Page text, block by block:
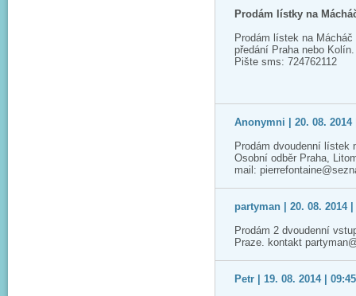
Prodám lístky na
Prodám lístek na
předání Praha nebo Kolín.
Pište sms: 724762112
Anonymni | 20. 08. 2014
Prodám dvoudenní lístek
Osobní odběr Praha,
mail:
partyman | 20. 08. 2014 |
Prodám 2 dvoudenní
Praze. kontakt
Petr | 19. 08. 2014 |